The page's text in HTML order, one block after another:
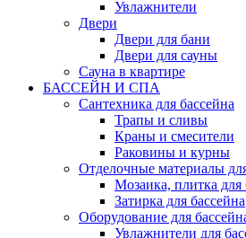
Увлажнители
Двери
Двери для бани
Двери для сауны
Сауна в квартире
БАССЕЙН И СПА
Сантехника для бассейна
Трапы и сливы
Краны и смесители
Раковины и курны
Отделочные материалы
Мозаика, плитка для
Затирка для бассейна
Оборудование для
Увлажнители для